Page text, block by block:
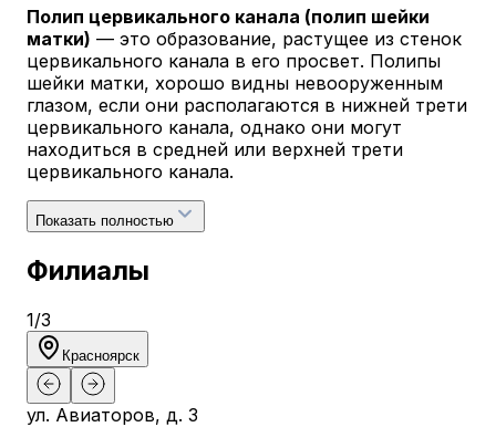
Полип цервикального канала (полип шейки
матки) — это образование, растущее из стенок
цервикального канала в его просвет. Полипы
шейки матки, хорошо видны невооруженным
глазом, если они располагаются в нижней трети
цервикального канала, однако они могут
находиться в средней или верхней трети
цервикального канала.
Показать полностью
Филиалы
1/3
Красноярск
ул. Авиаторов, д. 3